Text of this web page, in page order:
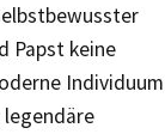
Papst keine
Individuum